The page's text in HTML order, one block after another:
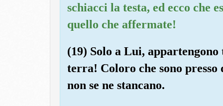
schiacci la testa, ed ecco che
quello che affermate!
(19) Solo a Lui,
terra! Coloro che sono
non se ne stancano.